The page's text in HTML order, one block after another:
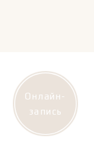
Онлайн-
запись